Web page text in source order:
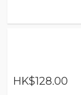
HK$128.00